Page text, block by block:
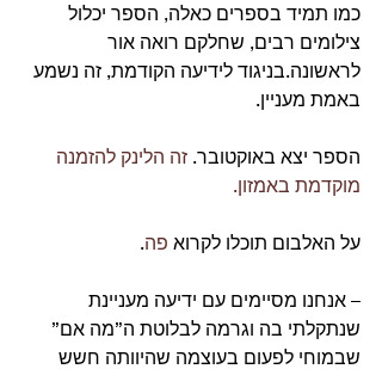
כמו תמיד בספרים כאלה, הספר יכלול
צילומים רבים, שחלקם רואה אור
לראשונה.בניגוד לידיעה הקודמת, זה נשמע
באמת מעניין.
הספר יצא באוקטובר. זה הלינק להזמנה
מוקדמת באמזון.
על האלבום תוכלו לקרוא פה.
– אנחנו מסיימים עם ידיעה מעניינת
שנתקלתי בה וגרמה לבלוטת ה”מה אם”
שבמוחי לפעום בעוצמה שהיוותה חשש